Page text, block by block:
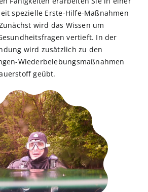
spezielle Erste-Hilfe-Maßnahmen
wird das Wissen um
vertieft. In der
wird zusätzlich zu den
Wiederbelebungsmaßnahmen
geübt.